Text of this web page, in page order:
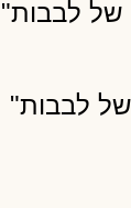
לבבות"